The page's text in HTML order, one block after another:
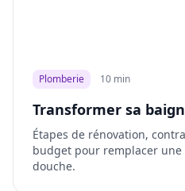
Plomberie 10 min
Transformer sa
Étapes de rénovation,
budget pour remplacer
douche.